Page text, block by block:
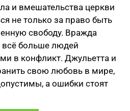
и вмешательства церкви
не только за право быть
свободу. Вражда
всё больше людей
в конфликт. Джульетта и
свою любовь в мире,
а ошибки стоят